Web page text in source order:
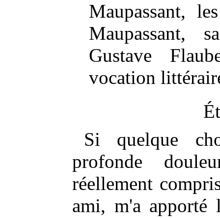
Maupassant,
Maupassant,
Gustave
vocation
Si quelque
profonde
réellement
ami, m'a apporté